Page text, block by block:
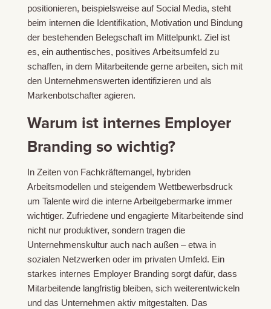
positionieren, beispielsweise auf Social Media, steht
beim internen die Identifikation, Motivation und Bindung
der bestehenden Belegschaft im Mittelpunkt. Ziel ist
es, ein authentisches, positives Arbeitsumfeld zu
schaffen, in dem Mitarbeitende gerne arbeiten, sich mit
den Unternehmenswerten identifizieren und als
Markenbotschafter agieren.
Warum ist internes Employer
Branding so wichtig?
In Zeiten von Fachkräftemangel, hybriden
Arbeitsmodellen und steigendem Wettbewerbsdruck
um Talente wird die interne Arbeitgebermarke immer
wichtiger. Zufriedene und engagierte Mitarbeitende sind
nicht nur produktiver, sondern tragen die
Unternehmenskultur auch nach außen – etwa in
sozialen Netzwerken oder im privaten Umfeld. Ein
starkes internes Employer Branding sorgt dafür, dass
Mitarbeitende langfristig bleiben, sich weiterentwickeln
und das Unternehmen aktiv mitgestalten. Das